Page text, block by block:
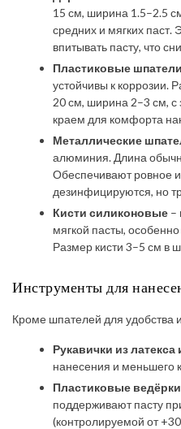
15 см, ширина 1.5–2.5
средних и мягких паст.
впитывать пасту, что
Пластиковые шпатели
устойчивы к коррозии.
20 см, ширина 2–3 см,
краем для комфорта
Металлические
алюминия. Длина
Обеспечивают ровное
дезинфицируются, но
Кисти силиконовые –
мягкой пасты,
Размер кисти 3–5 см в
Инструменты для
Кроме шпателей для удобства
Рукавички из
нанесения и меньшего
Пластиковые
поддерживают пасту
(контролируемой от